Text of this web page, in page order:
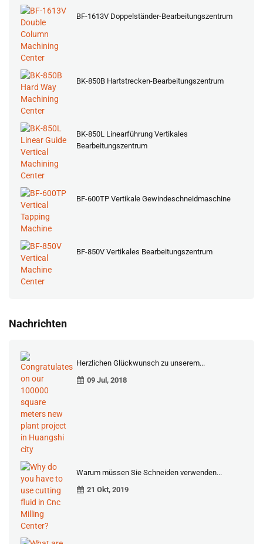
BF-1613V Doppelständer-Bearbeitungszentrum
BK-850B Hartstrecken-Bearbeitungszentrum
BK-850L Linearführung Vertikales
Bearbeitungszentrum
BF-600TP Vertikale Gewindeschneidmaschine
BF-850V Vertikales Bearbeitungszentrum
Nachrichten
Herzlichen Glückwunsch zu unserem...
09 Jul, 2018
Warum müssen Sie Schneiden verwenden...
21 Okt, 2019